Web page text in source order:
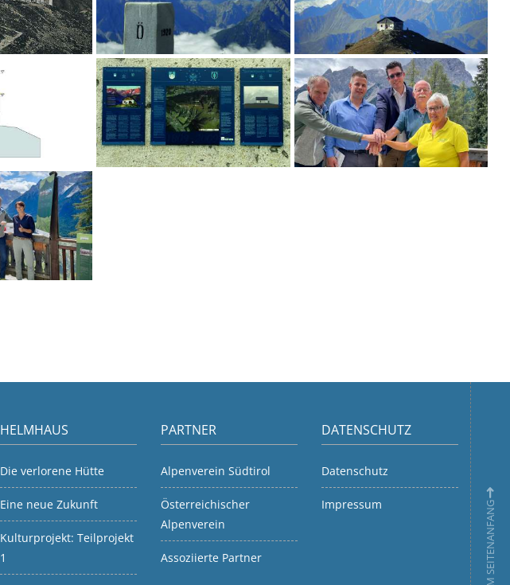
HELMHAUS
Die verlorene Hütte
Eine neue Zukunft
Kulturprojekt: Teilprojekt
1
PARTNER
Alpenverein Südtirol
Österreichischer
Alpenverein
Assoziierte Partner
DATENSCHUTZ
Datenschutz
Impressum ZUM SEITENANFANG